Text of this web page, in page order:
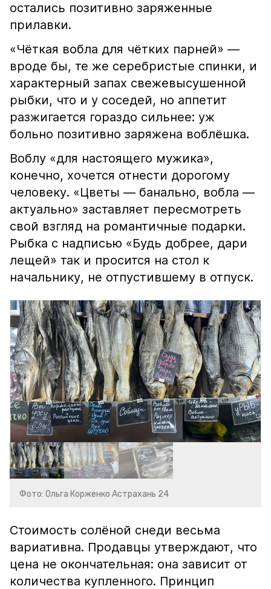
остались позитивно заряженные
прилавки.
«Чёткая вобла для чётких парней» —
вроде бы, те же серебристые спинки, и
характерный запах свежевысушенной
рыбки, что и у соседей, но аппетит
разжигается гораздо сильнее: уж
больно позитивно заряжена воблёшка.
Воблу «для настоящего мужика»,
конечно, хочется отнести дорогому
человеку. «Цветы — банально, вобла —
актуально» заставляет пересмотреть
свой взгляд на романтичные подарки.
Рыбка с надписью «Будь добрее, дари
лещей» так и просится на стол к
начальнику, не отпустившему в отпуск.
Фото: Ольга Корженко Астрахань 24
Стоимость солёной снеди весьма
вариативна. Продавцы утверждают, что
цена не окончательная: она зависит от
количества купленного. Принцип